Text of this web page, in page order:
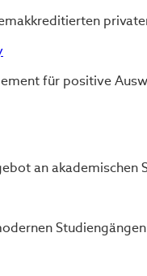
für positive
an akademischen